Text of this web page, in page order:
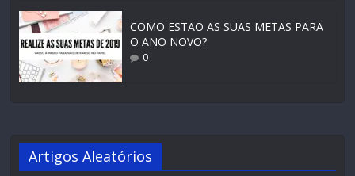
COMO ESTÃO AS SUAS METAS PARA
O ANO NOVO?
0
Artigos Aleatórios